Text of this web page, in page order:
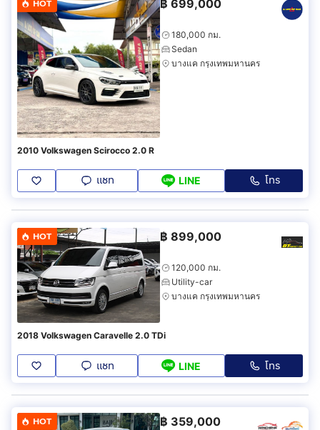
HOT ฿ 699,000
180,000 กม.
Sedan
บางแค กรุงเทพมหานคร
2010 Volkswagen Scirocco 2.0 R
แชท LINE โทร
HOT ฿ 899,000
120,000 กม.
Utility-car
บางแค กรุงเทพมหานคร
2018 Volkswagen Caravelle 2.0 TDi
แชท LINE โทร
HOT ฿ 359,000